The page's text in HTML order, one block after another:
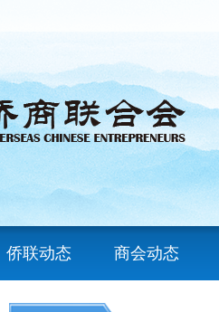
侨联动态 商会动态